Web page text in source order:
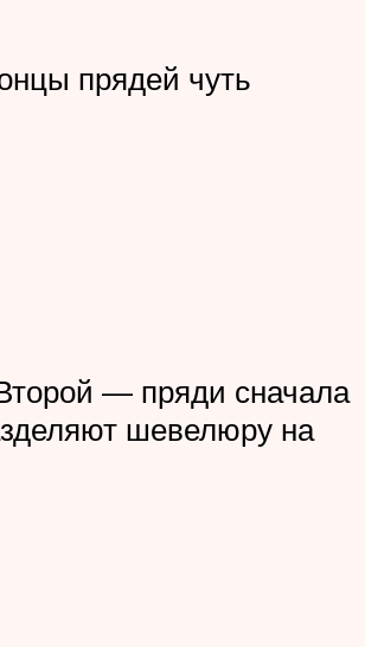
прядей чуть
— пряди сначала
шевелюру на